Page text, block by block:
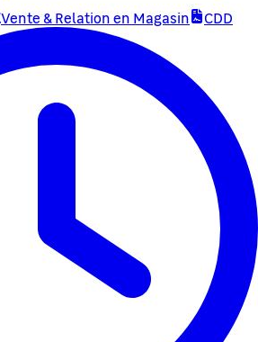
Vente & Relation en Magasin CDD